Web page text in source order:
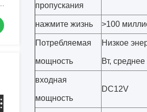
пропускания
нажмите жизнь >100
Потребляемая
мощность
Низкое
Вт,
входная
мощность
DC12V